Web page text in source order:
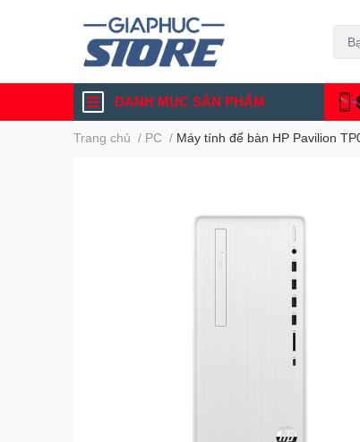
DANH MỤC SẢN PHẨM
Trang chủ / PC / Máy tính để bàn HP Pavilion